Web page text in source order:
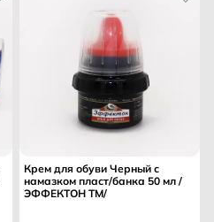
Крем для обуви Черный с
намазком пласт/банка 50 мл /
ЭФФЕКТОН ТМ/